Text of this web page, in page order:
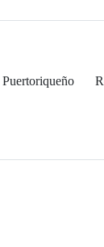
Puertoriqueño